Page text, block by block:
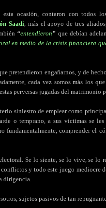
esta ocasión, contaron con todos
Saadi, más el apoyo de tres
“entendieron” que debían
en medio de la crisis financiera
pretendieron engañarnos, y de
cada vez somos más los
perversas jugadas del matrimonio
siniestro de emplear como
o temprano, a sus víctimas se
fundamentalmente, comprender el
Se lo siente, se lo vive, se lo
y todo este juego mediocre
dirigencia.
sujetos pasivos de tan